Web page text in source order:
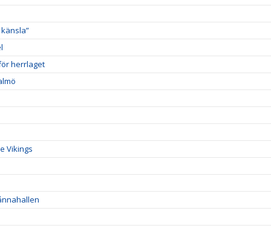
herrlaget
Vikings